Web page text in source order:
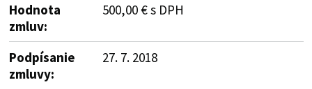
Hodnota
zmluv:
500,00 € s DPH
Podpísanie
zmluvy:
27. 7. 2018